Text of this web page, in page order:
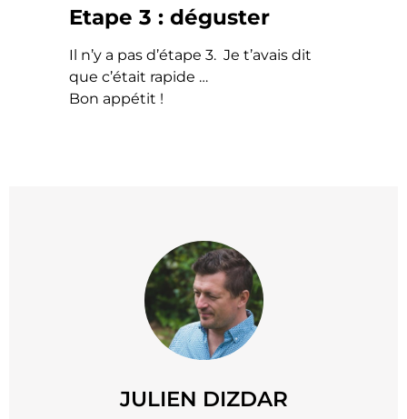
JULIEN DIZDAR
Etape 3 : déguster
Il n’y a pas d’étape 3. Je t’avais dit
que c’était rapide …
Bon appétit !